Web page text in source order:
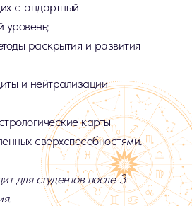
стандартный
уровень;
раскрытия и развития
и нейтрализации
карты
сверхспособностями.
для студентов после 3